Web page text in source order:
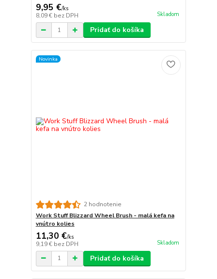
9,95 €/ks
8,09 € bez DPH Skladom
Pridať do košíka
Novinka
2 hodnotenie
Work Stuff Blizzard Wheel Brush - malá kefa na
vnútro kolies
11,30 €/ks
9,19 € bez DPH Skladom
Pridať do košíka